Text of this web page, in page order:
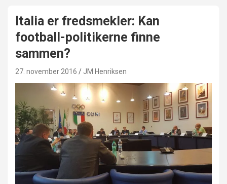
Italia er fredsmekler: Kan
football-politikerne finne
sammen?
27. november 2016 JM Henriksen